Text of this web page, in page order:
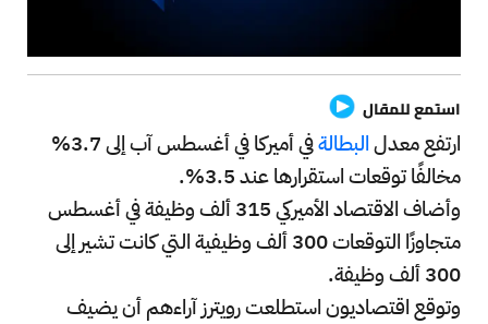
استمع للمقال
ارتفع معدلالبطالة
في أميركا في أغسطس آب إلى 3.7%
مخالفًا توقعات استقرارها عند 3.5%.
وأضاف الاقتصاد الأميركي 315 ألف وظيفة في أغسطس
متجاوزًا التوقعات 300 ألف وظيفية التي كانت تشير إلى
300 ألف وظيفة.
وتوقع اقتصاديون استطلعت رويترز آراءهم أن يضيف